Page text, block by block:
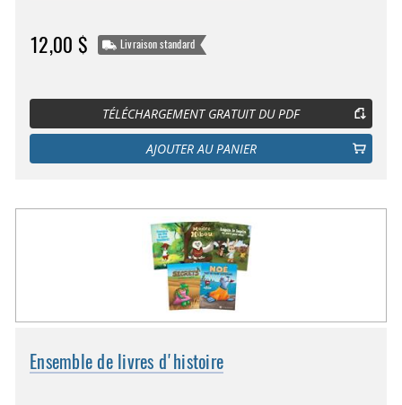
12,00 $ Livraison standard
TÉLÉCHARGEMENT GRATUIT DU PDF
AJOUTER AU PANIER
Ensemble de livres d'histoire